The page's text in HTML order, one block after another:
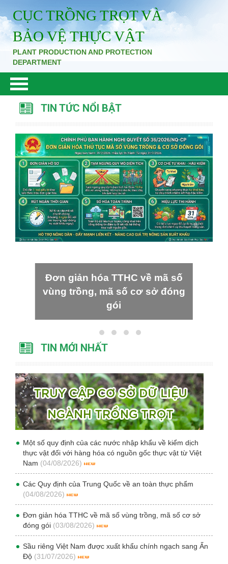
CỤC TRỒNG TRỌT VÀ
BẢO VỆ THỰC VẬT
PLANT PRODUCTION AND PROTECTION
DEPARTMENT
TIN TỨC NỔI BẬT
Đơn giản hóa TTHC về mã số
vùng trồng, mã số cơ sở đóng
gói
TIN MỚI NHẤT
Một số quy định của các nước nhập khẩu về kiểm dịch
thực vật đối với hàng hóa có nguồn gốc thực vật từ Việt
Nam (04/08/2026)
Các Quy định của Trung Quốc về an toàn thực phẩm
(04/08/2026)
Đơn giản hóa TTHC về mã số vùng trồng, mã số cơ sở
đóng gói (03/08/2026)
Sầu riêng Việt Nam được xuất khẩu chính ngạch sang Ấn
Độ (31/07/2026)